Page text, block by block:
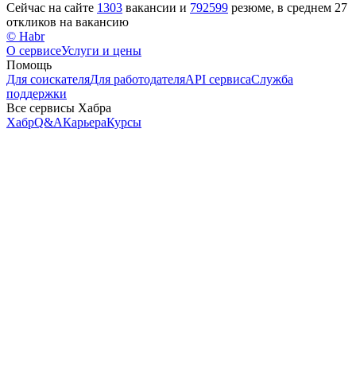
Сейчас на сайте 1303 вакансии и 792599 резюме, в среднем 27
откликов на вакансию
© Habr
О сервисеУслуги и цены
Помощь
Для соискателяДля работодателяAPI сервисаСлужба
поддержки
Все сервисы Хабра
ХабрQ&AКарьераКурсы